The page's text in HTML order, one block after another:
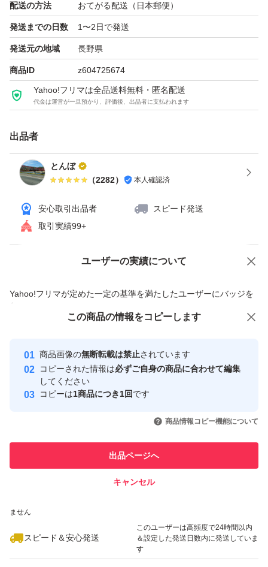
配送の方法 おてがる配送（日本郵便）
発送までの日数 1〜2日で発送
発送元の地域 長野県
商品ID z604725674
Yahoo!フリマは全品送料無料・匿名配送
代金は運営が一旦預かり、評価後、出品者に支払われます
出品者
とんぼ
（2282） 本人確認済
安心取引出品者
スピード発送
取引実績99+
ユーザーの実績について
Yahoo!フリマが定めた一定の基準を満たしたユーザーにバッジを
付与しています
安心取引出品者
心・安全なユーザーです
取引実績
引を完了させた実績があります
での取引実績があります
ません
スピード＆安心発送
このユーザーは高頻度で24時間以内
＆設定した発送日数内に発送していま
す
価格の相談 商品への質問
この商品の情報をコピーします
商品画像の無断転載は禁止されています
コピーされた情報は必ずご自身の商品に合わせて編集
してください
コピーは1商品につき1回です
商品情報コピー機能について
出品ページへ
キャンセル
この商品をみている人にオススメ